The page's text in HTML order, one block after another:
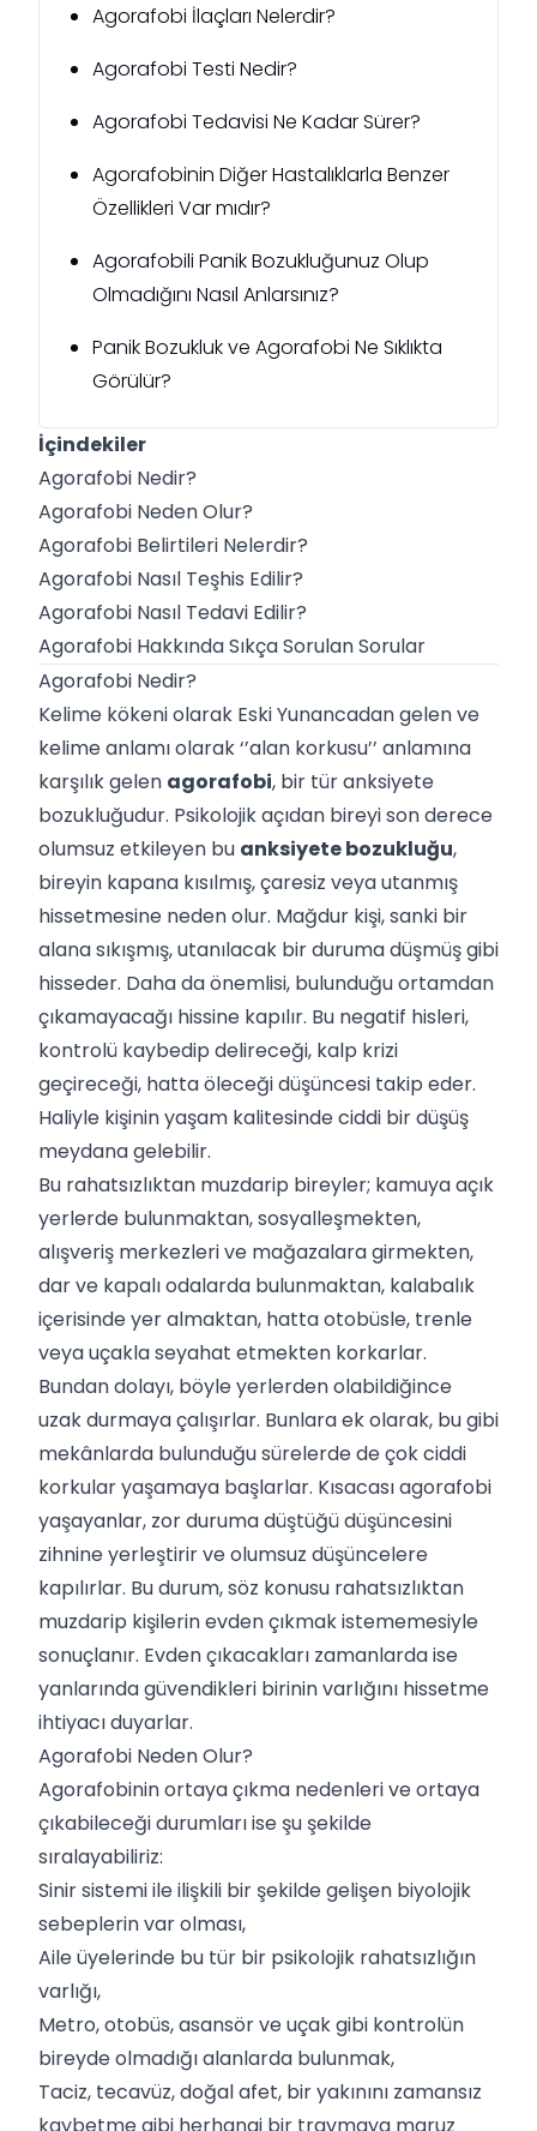
Agorafobi İlaçları Nelerdir?
Agorafobi Testi Nedir?
Agorafobi Tedavisi Ne Kadar Sürer?
Agorafobinin Diğer Hastalıklarla Benzer
Özellikleri Var mıdır?
Agorafobili Panik Bozukluğunuz Olup
Olmadığını Nasıl Anlarsınız?
Panik Bozukluk ve Agorafobi Ne Sıklıkta
Görülür?
İçindekiler
Agorafobi Nedir?
Agorafobi Neden Olur?
Agorafobi Belirtileri Nelerdir?
Agorafobi Nasıl Teşhis Edilir?
Agorafobi Nasıl Tedavi Edilir?
Agorafobi Hakkında Sıkça Sorulan Sorular
Agorafobi Nedir?
Kelime kökeni olarak Eski Yunancadan gelen ve
kelime anlamı olarak ‘’alan korkusu’’ anlamına
karşılık gelen agorafobi, bir tür anksiyete
bozukluğudur. Psikolojik açıdan bireyi son derece
olumsuz etkileyen bu anksiyete bozukluğu,
bireyin kapana kısılmış, çaresiz veya utanmış
hissetmesine neden olur. Mağdur kişi, sanki bir
alana sıkışmış, utanılacak bir duruma düşmüş gibi
hisseder. Daha da önemlisi, bulunduğu ortamdan
çıkamayacağı hissine kapılır. Bu negatif hisleri,
kontrolü kaybedip delireceği, kalp krizi
geçireceği, hatta öleceği düşüncesi takip eder.
Haliyle kişinin yaşam kalitesinde ciddi bir düşüş
meydana gelebilir.
Bu rahatsızlıktan muzdarip bireyler; kamuya açık
yerlerde bulunmaktan, sosyalleşmekten,
alışveriş merkezleri ve mağazalara girmekten,
dar ve kapalı odalarda bulunmaktan, kalabalık
içerisinde yer almaktan, hatta otobüsle, trenle
veya uçakla seyahat etmekten korkarlar.
Bundan dolayı, böyle yerlerden olabildiğince
uzak durmaya çalışırlar. Bunlara ek olarak, bu gibi
mekânlarda bulunduğu sürelerde de çok ciddi
korkular yaşamaya başlarlar. Kısacası agorafobi
yaşayanlar, zor duruma düştüğü düşüncesini
zihnine yerleştirir ve olumsuz düşüncelere
kapılırlar. Bu durum, söz konusu rahatsızlıktan
muzdarip kişilerin evden çıkmak istememesiyle
sonuçlanır. Evden çıkacakları zamanlarda ise
yanlarında güvendikleri birinin varlığını hissetme
ihtiyacı duyarlar.
Agorafobi Neden Olur?
Agorafobinin ortaya çıkma nedenleri ve ortaya
çıkabileceği durumları ise şu şekilde
sıralayabiliriz:
Sinir sistemi ile ilişkili bir şekilde gelişen biyolojik
sebeplerin var olması,
Aile üyelerinde bu tür bir psikolojik rahatsızlığın
varlığı,
Metro, otobüs, asansör ve uçak gibi kontrolün
bireyde olmadığı alanlarda bulunmak,
Taciz, tecavüz, doğal afet, bir yakınını zamansız
kaybetme gibi herhangi bir travmaya maruz